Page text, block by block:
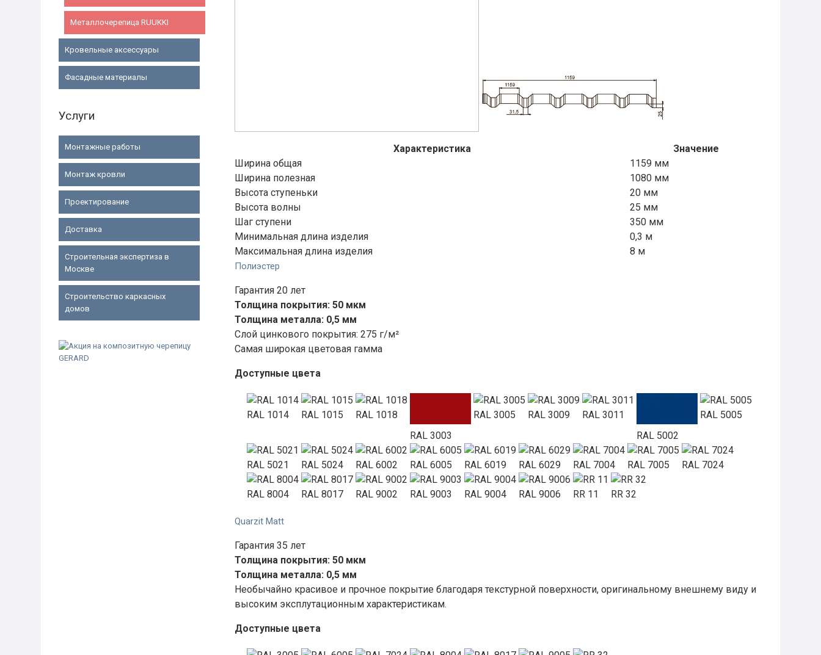
Металлочерепица RUUKKI
Кровельные аксессуары
Фасадные материалы
Услуги
Монтажные работы
Монтаж кровли
Проектирование
Доставка
Строительная экспертиза в
Москве
Строительство каркасных
домов
Характеристика
Значение
Ширина общая
1159 мм
Ширина полезная
1080 мм
Высота ступеньки
20 мм
Высота волны
25 мм
Шаг ступени
350 мм
Минимальная длина изделия
0,3 м
Максимальная длина изделия
8 м
Полиэстер
Гарантия 20 лет
Толщина покрытия: 50 мкм
Толщина металла: 0,5 мм
Слой цинкового покрытия: 275 г/м²
Самая широкая цветовая гамма
Доступные цвета
RAL 1014 RAL 1015
RAL 1018
RAL 3003
RAL 3005 RAL 3009
RAL 3011
RAL 5002
RAL 5005
RAL 5021 RAL 5024 RAL 6002 RAL 6005 RAL 6019 RAL 6029 RAL 7004 RAL 7005 RAL 7024
RAL 8004 RAL 8017 RAL 9002 RAL 9003 RAL 9004 RAL 9006 RR 11 RR 32
Quarzit Matt
Гарантия 35 лет
Толщина покрытия: 50 мкм
Толщина металла: 0,5 мм
Необычайно красивое и прочное покрытие благодаря текстурной поверхности, оригинальному внешнему виду и
высоким эксплутационным характеристикам.
Доступные цвета